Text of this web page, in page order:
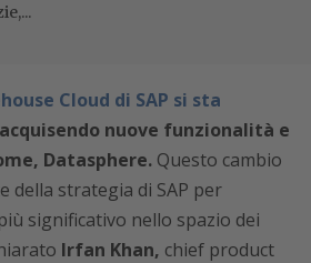
Cloud di SAP si sta
nuove funzionalità e
Datasphere. Questo cambio
della strategia di SAP per
significativo nello spazio dei
Irfan Khan, chief product